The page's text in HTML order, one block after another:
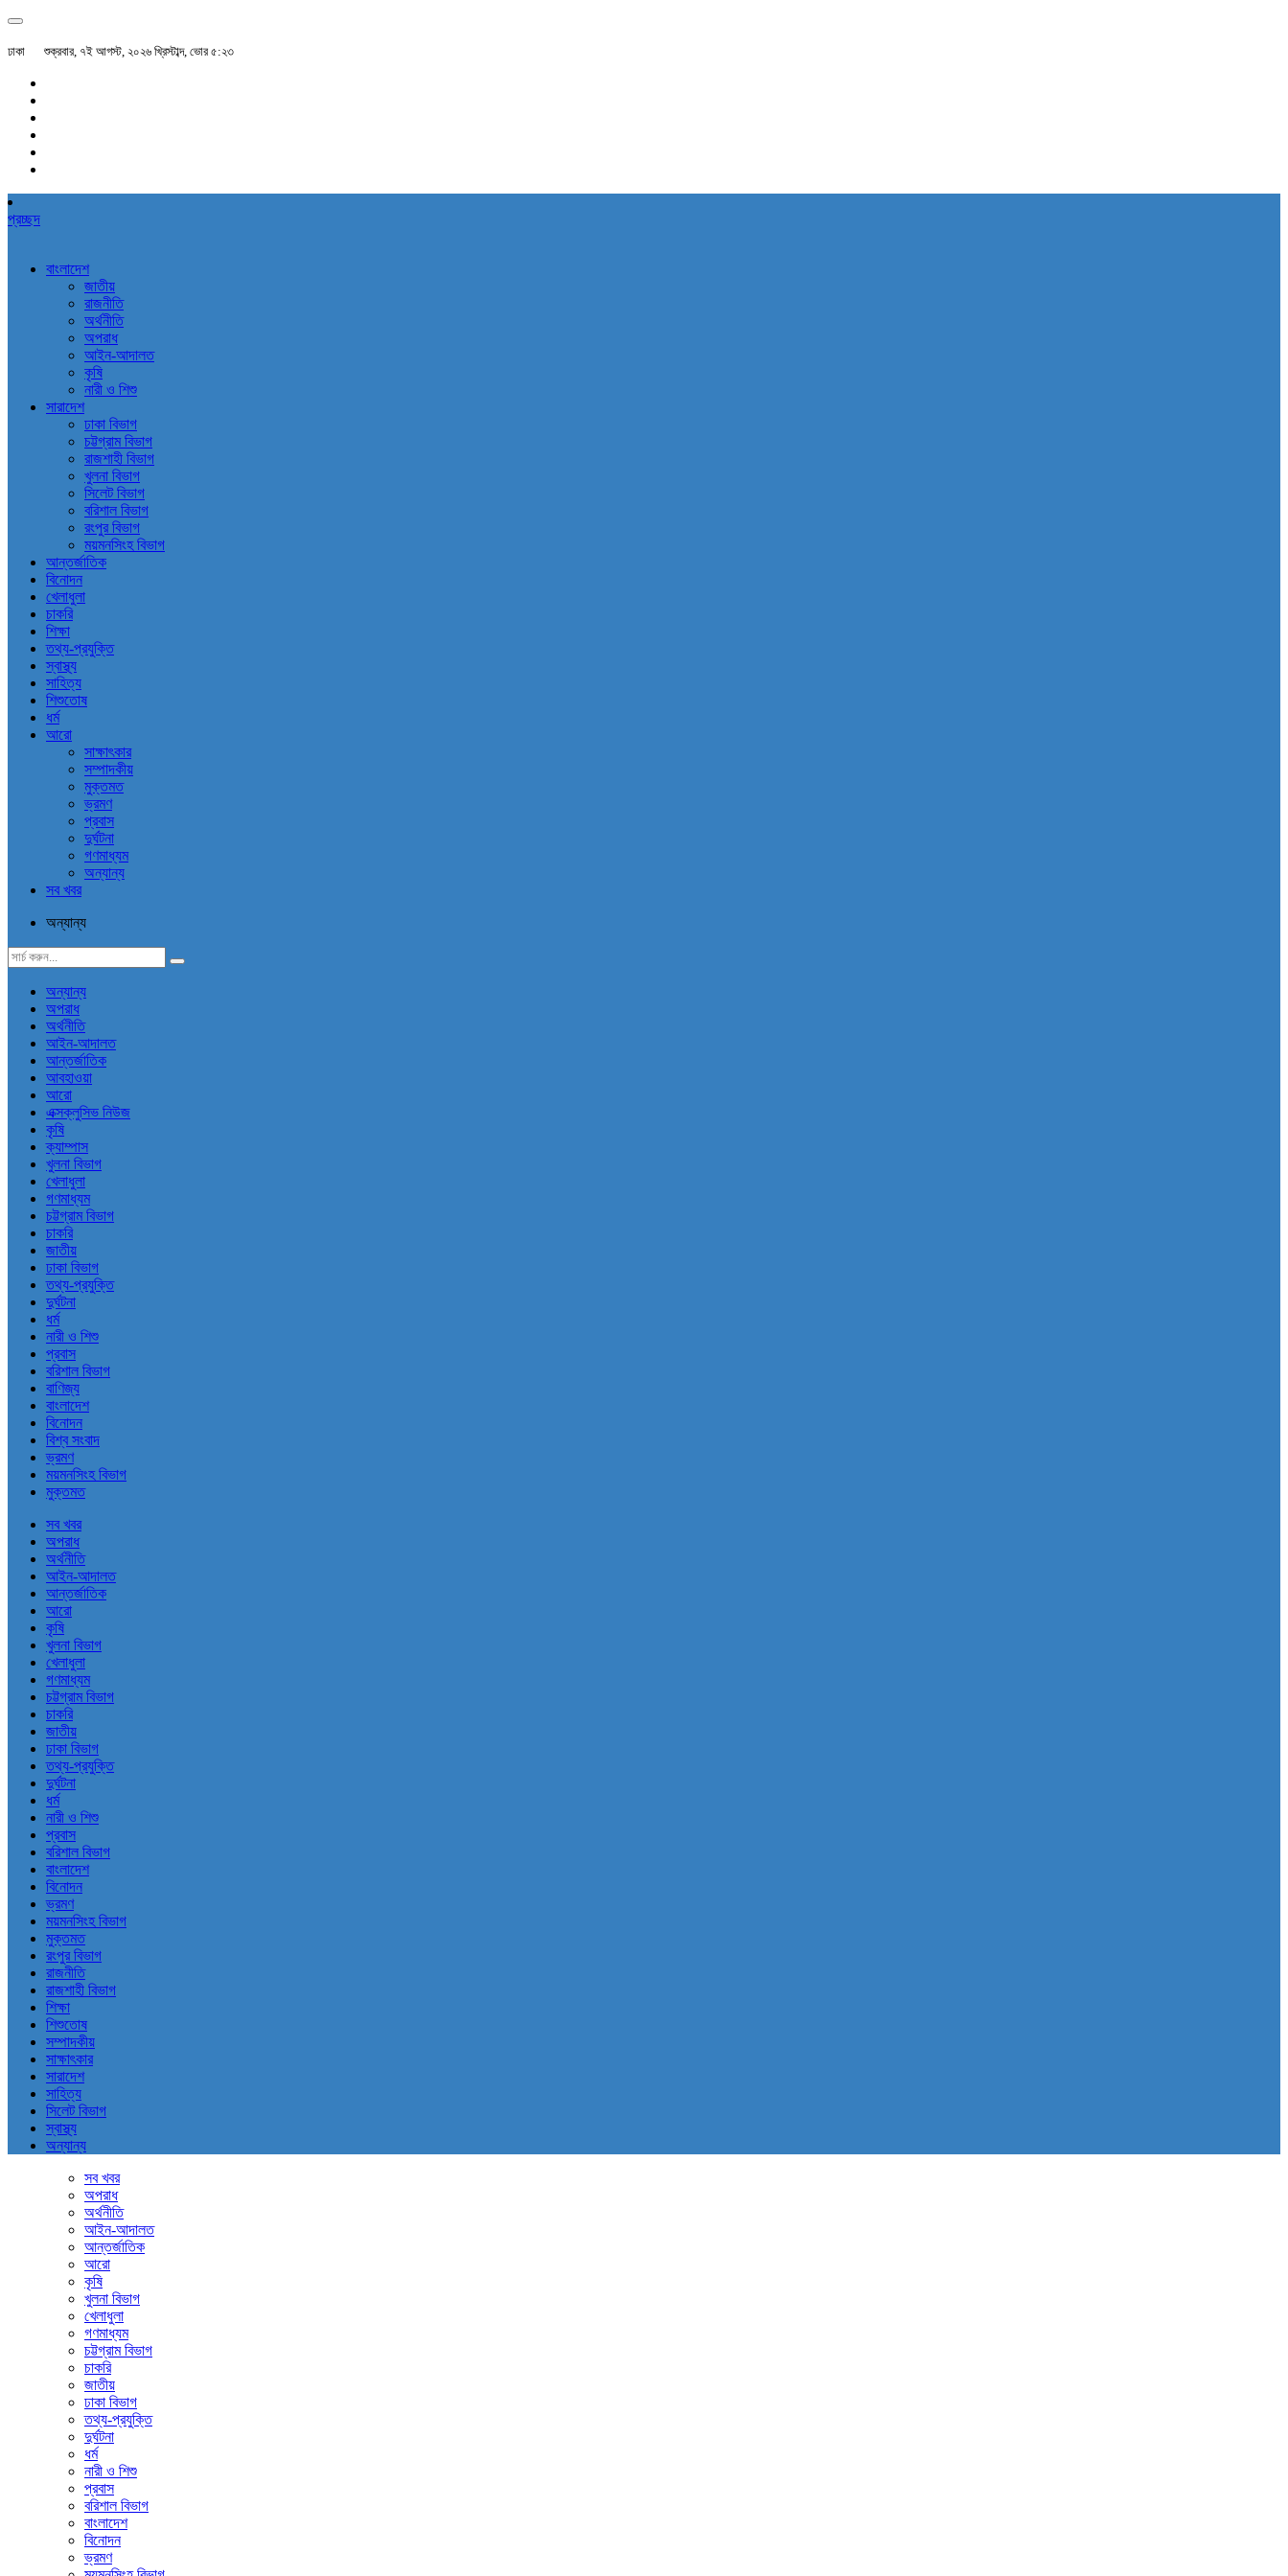
ঢাকা শুক্রবার, ৭ই আগস্ট, ২০২৬ খ্রিস্টাব্দ, ভোর ৫:২৩
প্রচ্ছদ
বাংলাদেশ
জাতীয়
রাজনীতি
অর্থনীতি
অপরাধ
আইন-আদালত
কৃষি
নারী ও শিশু
সারাদেশ
ঢাকা বিভাগ
চট্টগ্রাম বিভাগ
রাজশাহী বিভাগ
খুলনা বিভাগ
সিলেট বিভাগ
বরিশাল বিভাগ
রংপুর বিভাগ
ময়মনসিংহ বিভাগ
আন্তর্জাতিক
বিনোদন
খেলাধুলা
চাকরি
শিক্ষা
তথ্য-প্রযুক্তি
স্বাস্থ্য
সাহিত্য
শিশুতোষ
ধর্ম
আরো
সাক্ষাৎকার
সম্পাদকীয়
মুক্তমত
ভ্রমণ
প্রবাস
দুর্ঘটনা
গণমাধ্যম
অন্যান্য
সব খবর
অন্যান্য
অন্যান্য
অপরাধ
অর্থনীতি
আইন-আদালত
আন্তর্জাতিক
আবহাওয়া
আরো
এক্সক্লুসিভ নিউজ
কৃষি
ক্যাম্পাস
খুলনা বিভাগ
খেলাধুলা
গণমাধ্যম
চট্টগ্রাম বিভাগ
চাকরি
জাতীয়
ঢাকা বিভাগ
তথ্য-প্রযুক্তি
দুর্ঘটনা
ধর্ম
নারী ও শিশু
প্রবাস
বরিশাল বিভাগ
বাণিজ্য
বাংলাদেশ
বিনোদন
বিশ্ব সংবাদ
ভ্রমণ
ময়মনসিংহ বিভাগ
মুক্তমত
সব খবর
অপরাধ
অর্থনীতি
আইন-আদালত
আন্তর্জাতিক
আরো
কৃষি
খুলনা বিভাগ
খেলাধুলা
গণমাধ্যম
চট্টগ্রাম বিভাগ
চাকরি
জাতীয়
ঢাকা বিভাগ
তথ্য-প্রযুক্তি
দুর্ঘটনা
ধর্ম
নারী ও শিশু
প্রবাস
বরিশাল বিভাগ
বাংলাদেশ
বিনোদন
ভ্রমণ
ময়মনসিংহ বিভাগ
মুক্তমত
রংপুর বিভাগ
রাজনীতি
রাজশাহী বিভাগ
শিক্ষা
শিশুতোষ
সম্পাদকীয়
সাক্ষাৎকার
সারাদেশ
সাহিত্য
সিলেট বিভাগ
স্বাস্থ্য
অন্যান্য
সব খবর
অপরাধ
অর্থনীতি
আইন-আদালত
আন্তর্জাতিক
আরো
কৃষি
খুলনা বিভাগ
খেলাধুলা
গণমাধ্যম
চট্টগ্রাম বিভাগ
চাকরি
জাতীয়
ঢাকা বিভাগ
তথ্য-প্রযুক্তি
দুর্ঘটনা
ধর্ম
নারী ও শিশু
প্রবাস
বরিশাল বিভাগ
বাংলাদেশ
বিনোদন
ভ্রমণ